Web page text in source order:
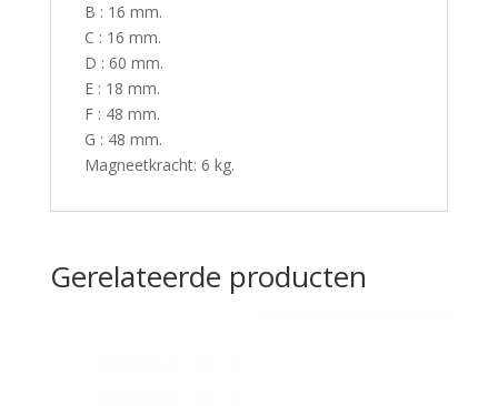
B : 16 mm.
C : 16 mm.
D : 60 mm.
E : 18 mm.
F : 48 mm.
G : 48 mm.
Magneetkracht: 6 kg.
Gerelateerde producten